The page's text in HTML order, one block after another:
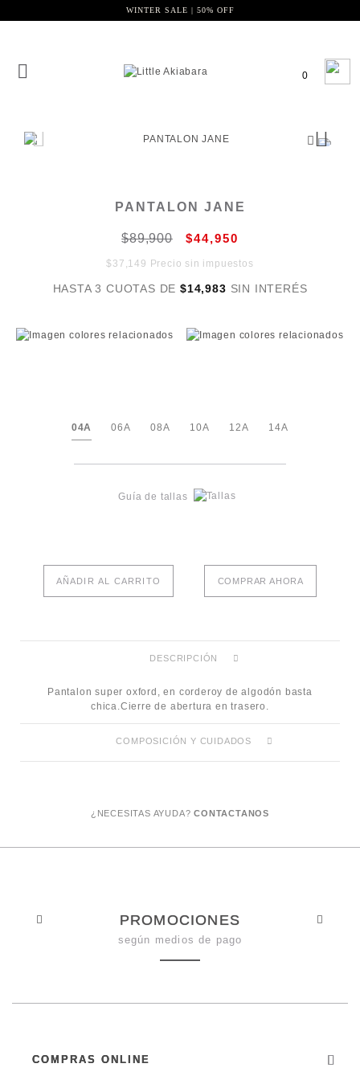
WINTER SALE | 50% OFF
0
PANTALON JANE
$89,900 $44,950
$37,149 Precio sin impuestos
HASTA 3 CUOTAS DE$14,983 SIN INTERÉS
04A 06A 08A 10A 12A 14A
Guía de tallas
AÑADIR AL CARRITO COMPRAR AHORA
DESCRIPCIÓN
Pantalon super oxford, en corderoy de algodón basta
chica.Cierre de abertura en trasero.
COMPOSICIÓN Y CUIDADOS
¿NECESITAS AYUDA?CONTACTANOS
PROMOCIONES
según medios de pago
COMPRAS ONLINE